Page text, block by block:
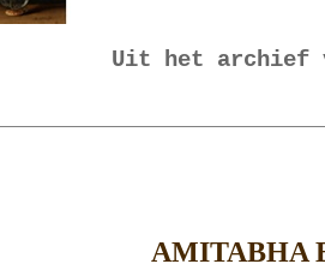
Uit het archief
AMITABHA